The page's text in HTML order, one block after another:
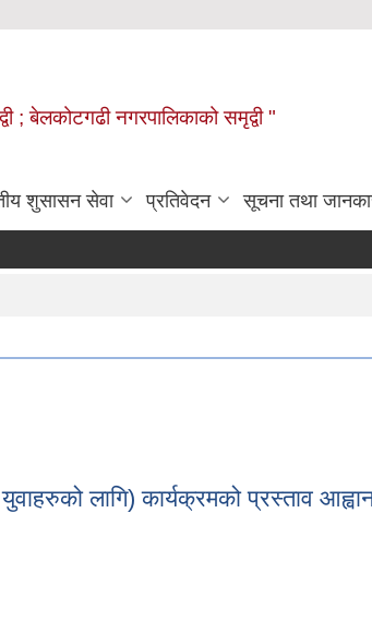
; बेलकोटगढी नगरपालिकाको समृद्वी "
शुसासन सेवा प्रतिवेदन सूचना तथा
लागि) कार्यक्रमको प्रस्ताव